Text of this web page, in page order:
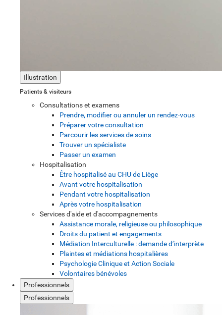
Illustration
Patients & visiteurs
Consultations et examens
Prendre, modifier ou annuler un rendez-vous
Préparer votre consultation
Parcourir les services de soins
Trouver un spécialiste
Passer un examen
Hospitalisation
Être hospitalisé au CHU de Liège
Avant votre hospitalisation
Pendant votre hospitalisation
Après votre hospitalisation
Services d'aide et d'accompagnements
Assistance morale, religieuse ou philosophique
Droits du patient et engagements
Médiation Interculturelle : demande d’interprète
Plaintes et médiations hospitalières
Psychologie Clinique et Action Sociale
Volontaires bénévoles
Professionnels
Professionnels